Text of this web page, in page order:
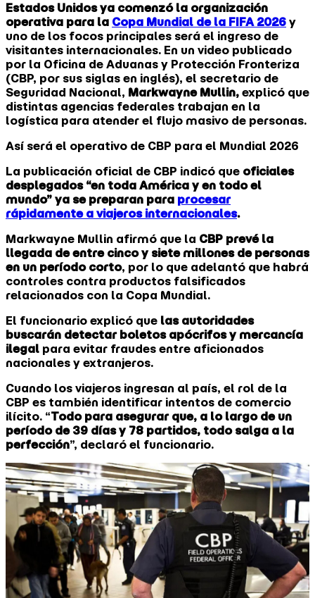
Estados Unidos ya comenzó la organización
operativa para la Copa Mundial de la FIFA 2026 y
uno de los focos principales será el ingreso de
visitantes internacionales. En un video publicado
por la Oficina de Aduanas y Protección Fronteriza
(CBP, por sus siglas en inglés), el secretario de
Seguridad Nacional, Markwayne Mullin, explicó que
distintas agencias federales trabajan en la
logística para atender el flujo masivo de personas.
Así será el operativo de CBP para el Mundial 2026
La publicación oficial de CBP indicó que oficiales
desplegados “en toda América y en todo el
mundo” ya se preparan para procesar
rápidamente a viajeros internacionales.
Markwayne Mullin afirmó que la CBP prevé la
llegada de entre cinco y siete millones de personas
en un período corto, por lo que adelantó que habrá
controles contra productos falsificados
relacionados con la Copa Mundial.
El funcionario explicó que las autoridades
buscarán detectar boletos apócrifos y mercancía
ilegal para evitar fraudes entre aficionados
nacionales y extranjeros.
Cuando los viajeros ingresan al país, el rol de la
CBP es también identificar intentos de comercio
ilícito. “Todo para asegurar que, a lo largo de un
período de 39 días y 78 partidos, todo salga a la
perfección”, declaró el funcionario.